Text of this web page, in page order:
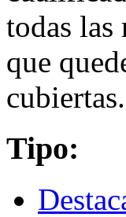
todas
que
cubiertas.
Tipo: